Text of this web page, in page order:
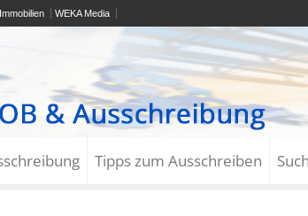
WEKA Media
Tipps zum Ausschreiben